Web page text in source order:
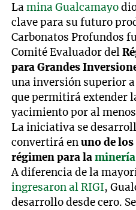
Lamina Gualcamayo
clave para su futuro
Carbonatos Profundos
Comité Evaluador del
para Grandes
una inversión superior
que permitirá extender
yacimiento por al
La iniciativa se
convertirá enuno de
régimen para laminería
A diferencia de la
ingresaron al RIGI,
desarrollo desde cero.